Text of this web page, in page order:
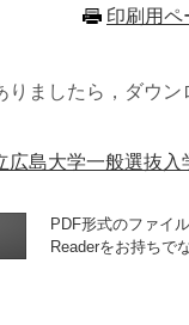
印刷用ペ
りましたら，ダウ
広島大学一般選抜
PDF形式のファイ
Readerをお持ちで